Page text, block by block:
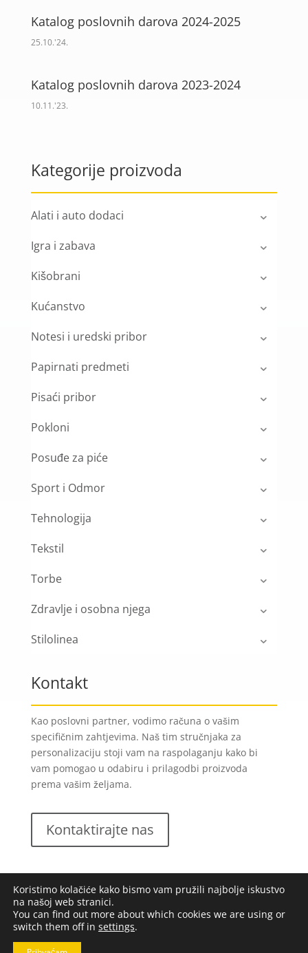
Katalog poslovnih darova 2024-2025
25.10.'24.
Katalog poslovnih darova 2023-2024
10.11.'23.
Kategorije proizvoda
Alati i auto dodaci
Igra i zabava
Kišobrani
Kućanstvo
Notesi i uredski pribor
Papirnati predmeti
Pisaći pribor
Pokloni
Posuđe za piće
Sport i Odmor
Tehnologija
Tekstil
Torbe
Zdravlje i osobna njega
Stilolinea
Kontakt
Kao poslovni partner, vodimo računa o vašim
specifičnim zahtjevima. Naš tim stručnjaka za
personalizaciju stoji vam na raspolaganju kako bi
vam pomogao u odabiru i prilagodbi proizvoda
prema vašim željama.
Kontaktirajte nas
Lungomare d.o.o.2023. Sva prava pridržana |
Koristimo kolačiće kako bismo vam pružili najbolje iskustvo
na našoj web stranici.
You can find out more about which cookies we are using or
switch them off in settings.